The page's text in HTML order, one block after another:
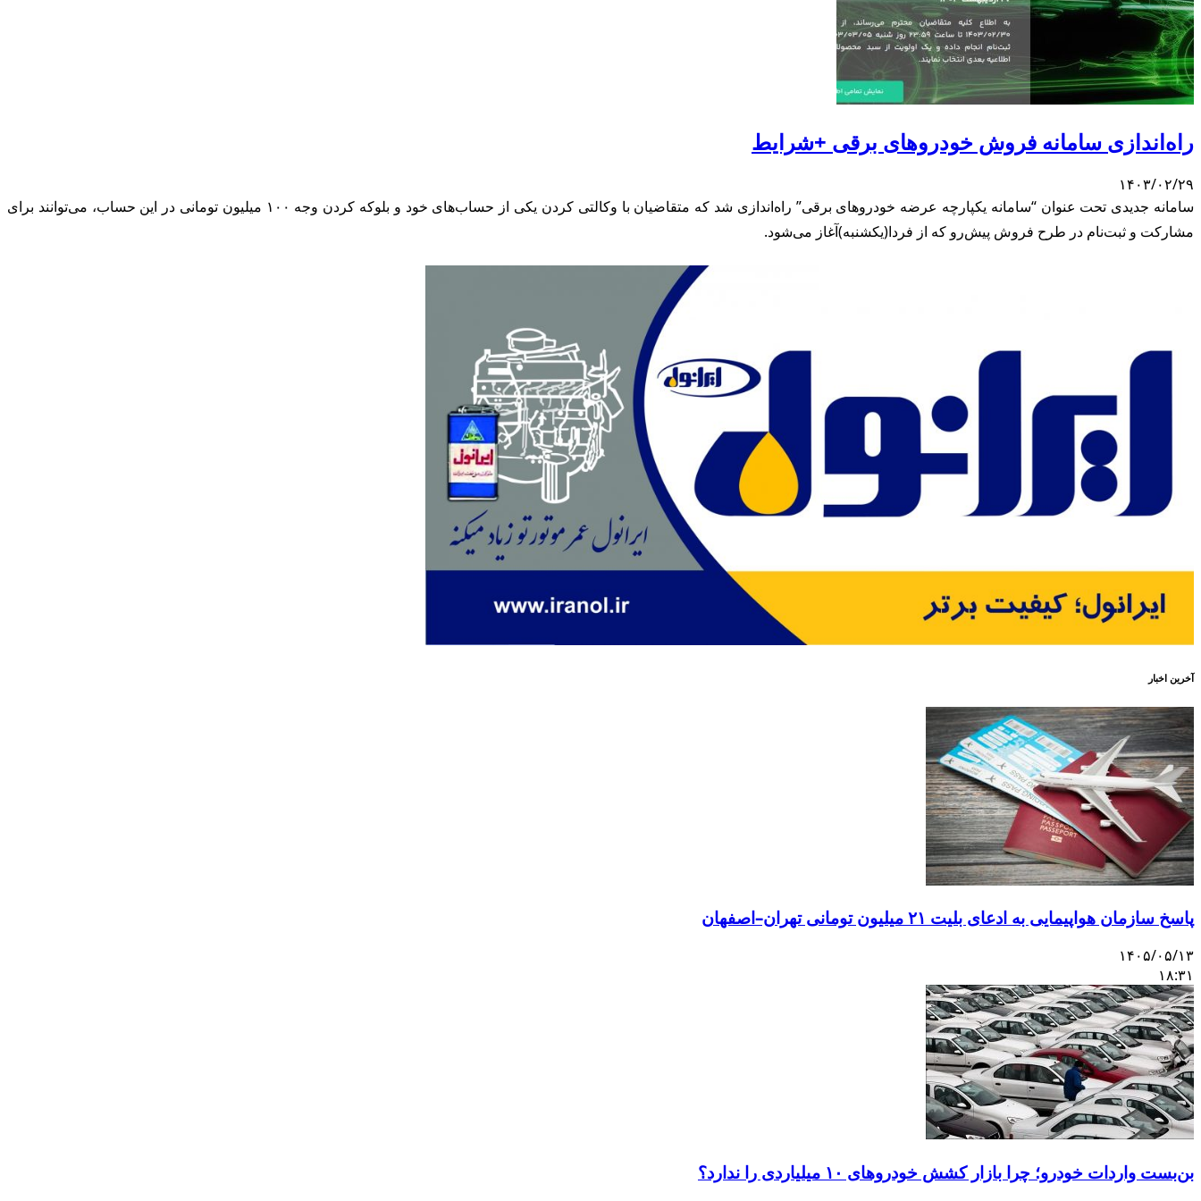
راه‌اندازی سامانه‌ فروش خودروهای برقی +شرایط
۱۴۰۳/۰۲/۲۹
سامانه‌ جدیدی تحت عنوان “سامانه یکپارچه عرضه خودروهای برقی” راه‌اندازی شد که متقاضیان با وکالتی کردن یکی از حساب‌های خود و بلوکه کردن وجه ۱۰۰ میلیون تومانی در این حساب، می‌توانند برای
مشارکت و ثبت‌نام در طرح فروش پیش‌رو که از فردا(یکشنبه)آغاز می‌شود.
آخرین اخبار
پاسخ سازمان هواپیمایی به ادعای بلیت ۲۱ میلیون تومانی تهران–اصفهان
۱۴۰۵/۰۵/۱۳
۱۸:۳۱
بن‌بست واردات خودرو؛ چرا بازار کشش خودروهای ۱۰ میلیاردی را ندارد؟